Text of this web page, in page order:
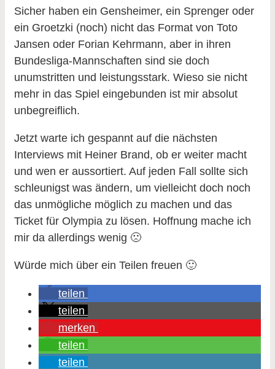
Sicher haben ein Gensheimer, ein Sprenger oder
ein Groetzki (noch) nicht das Format von Toto
Jansen oder Forian Kehrmann, aber in ihren
Bundesliga-Mannschaften sind sie doch
unumstritten und leistungsstark. Wieso sie nicht
mehr in das Spiel eingebunden ist mir absolut
unbegreiflich.
Jetzt warte ich gespannt auf die nächsten
Interviews mit Heiner Brand, ob er weiter macht
und wen er aussortiert. Auf jeden Fall sollte sich
schleunigst was ändern, um vielleicht doch noch
das unmögliche möglich zu machen und das
Ticket für Olympia zu lösen. Hoffnung mache ich
mir da allerdings wenig 🙁
Würde mich über ein Teilen freuen 🙂
teilen
teilen
merken
teilen
teilen